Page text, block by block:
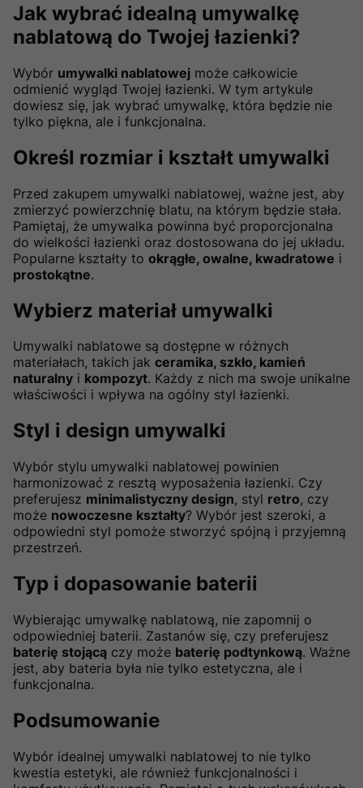
Jak wybrać idealną umywalkę
nablatową do Twojej łazienki?
Wybór umywalki nablatowej może całkowicie
odmienić wygląd Twojej łazienki. W tym artykule
dowiesz się, jak wybrać umywalkę, która będzie nie
tylko piękna, ale i funkcjonalna.
Określ rozmiar i kształt umywalki
Przed zakupem umywalki nablatowej, ważne jest, aby
zmierzyć powierzchnię blatu, na którym będzie stała.
Pamiętaj, że umywalka powinna być proporcjonalna
do wielkości łazienki oraz dostosowana do jej układu.
Popularne kształty to okrągłe, owalne, kwadratowe i
prostokątne.
Wybierz materiał umywalki
Umywalki nablatowe są dostępne w różnych
materiałach, takich jak ceramika, szkło, kamień
naturalny i kompozyt. Każdy z nich ma swoje unikalne
właściwości i wpływa na ogólny styl łazienki.
Styl i design umywalki
Wybór stylu umywalki nablatowej powinien
harmonizować z resztą wyposażenia łazienki. Czy
preferujesz minimalistyczny design, styl retro, czy
może nowoczesne kształty? Wybór jest szeroki, a
odpowiedni styl pomoże stworzyć spójną i przyjemną
przestrzeń.
Typ i dopasowanie baterii
Wybierając umywalkę nablatową, nie zapomnij o
odpowiedniej baterii. Zastanów się, czy preferujesz
baterię stojącą czy może baterię podtynkową. Ważne
jest, aby bateria była nie tylko estetyczna, ale i
funkcjonalna.
Podsumowanie
Wybór idealnej umywalki nablatowej to nie tylko
kwestia estetyki, ale również funkcjonalności i